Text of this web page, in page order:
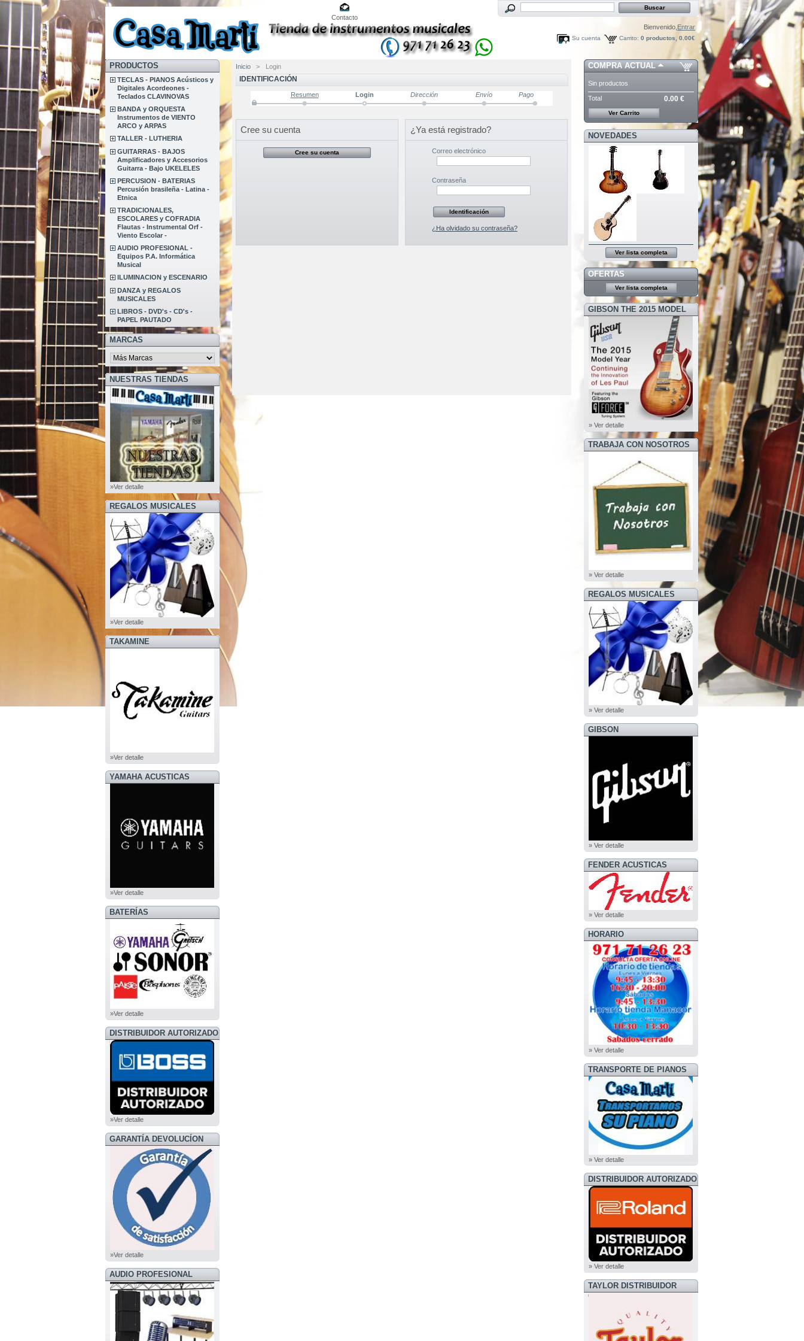
Contacto
Bienvenido, Entrar
Carrito: 0 productos, 0.00€
Su cuenta
PRODUCTOS
TECLAS - PIANOS Acústicos y
Digitales Acordeones -
Teclados CLAVINOVAS
BANDA y ORQUESTA
Instrumentos de VIENTO
ARCO y ARPAS
TALLER - LUTHERIA
GUITARRAS - BAJOS
Amplificadores y Accesorios
Guitarra - Bajo UKELELES
PERCUSION - BATERIAS
Percusión brasileña - Latina -
Etnica
TRADICIONALES,
ESCOLARES y COFRADIA
Flautas - Instrumental Orf -
Viento Escolar -
AUDIO PROFESIONAL -
Equipos P.A. Informática
Musical
ILUMINACION y ESCENARIO
DANZA y REGALOS
MUSICALES
LIBROS - DVD's - CD's -
PAPEL PAUTADO
MARCAS
NUESTRAS TIENDAS
»Ver detalle
REGALOS MUSICALES
»Ver detalle
TAKAMINE
»Ver detalle
YAMAHA ACUSTICAS
»Ver detalle
BATERÍAS
»Ver detalle
DISTRIBUIDOR AUTORIZADO
BOSS
»Ver detalle
GARANTÍA DEVOLUCÍON
»Ver detalle
AUDIO PROFESIONAL
Inicio > Login
IDENTIFICACIÓN
Resumen Login Dirección Envío Pago
Cree su cuenta ¿Ya está registrado?
Correo electrónico
Contraseña
¿Ha olvidado su contraseña?
COMPRA ACTUAL
Sin productos
Total 0.00 €
Ver Carrito
NOVEDADES
Ver lista completa
OFERTAS
Ver lista completa
GIBSON THE 2015 MODEL
YEAR
» Ver detalle
TRABAJA CON NOSOTROS
» Ver detalle
REGALOS MUSICALES
» Ver detalle
GIBSON
» Ver detalle
FENDER ACUSTICAS
» Ver detalle
HORARIO
» Ver detalle
TRANSPORTE DE PIANOS
» Ver detalle
DISTRIBUIDOR AUTORIZADO
ROLAND
» Ver detalle
TAYLOR DISTRIBUIDOR
OFICIAL